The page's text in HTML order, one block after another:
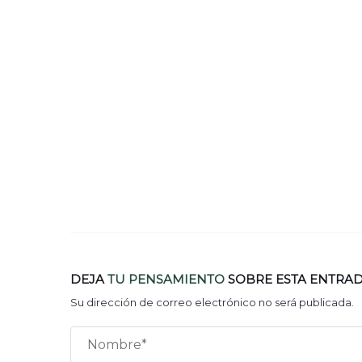
DEJATU PENSAMIENTO SOBRE ESTA
Su dirección de correo electrónico no será publicada.